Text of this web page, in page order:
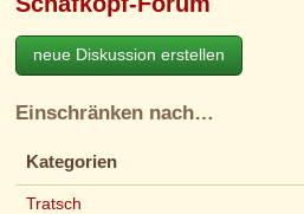
neue Diskussion erstellen
Einschränken nach…
Kategorien
Tratsch